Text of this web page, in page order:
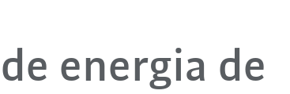
energia de